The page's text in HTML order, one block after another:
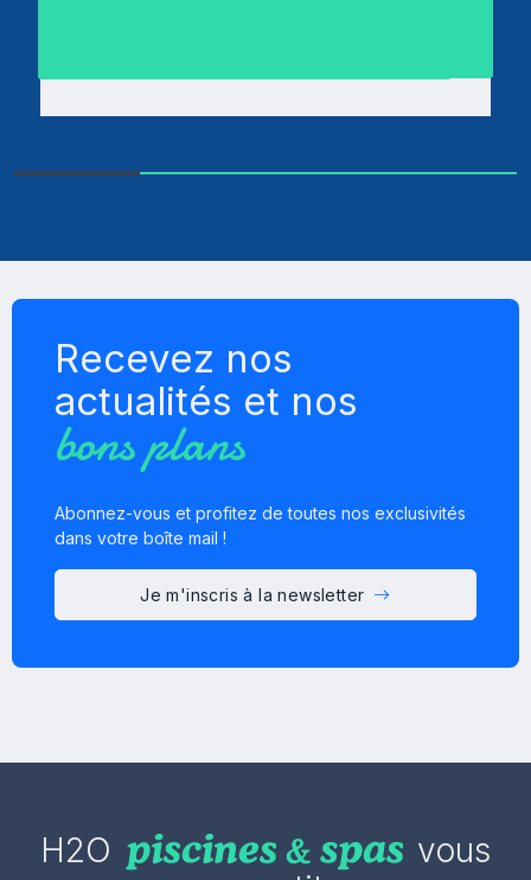
Recevez nos
actualités et nos
bons plans
Abonnez-vous et profitez de toutes nos exclusivités
dans votre boîte mail !
Je m'inscris à la newsletter
H2O
vous